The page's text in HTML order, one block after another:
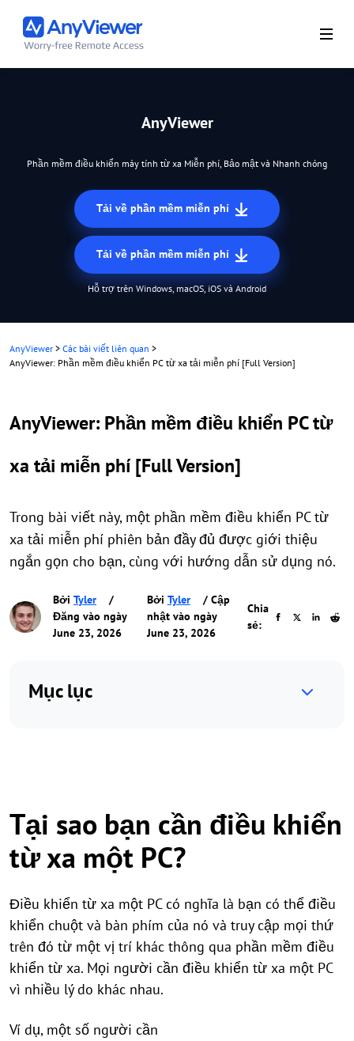
AnyViewer
Phần mềm điều khiển máy tính từ xa Miễn phí, Bảo mật và Nhanh chóng
Tải về phần mềm miễn phí
Tải về phần mềm miễn phí
Hỗ trợ trên Windows, macOS, iOS và Android
AnyViewer > Các bài viết liên quan >
AnyViewer: Phần mềm điều khiển PC từ xa tải miễn phí [Full Version]
AnyViewer: Phần mềm điều khiển PC từ
xa tải miễn phí [Full Version]
Trong bài viết này, một phần mềm điều khiển PC từ
xa tải miễn phí phiên bản đầy đủ được giới thiệu
ngắn gọn cho bạn, cùng với hướng dẫn sử dụng nó.
Bởi Tyler
/
Đăng vào ngày
June 23, 2026
Bởi Tyler
/ Cập
nhật vào ngày
June 23, 2026
Chia
sẻ:
Mục lục
Tại sao bạn cần điều khiển
từ xa một PC?
Điều khiển từ xa một PC có nghĩa là bạn có thể điều
khiển chuột và bàn phím của nó và truy cập mọi thứ
trên đó từ một vị trí khác thông qua phần mềm điều
khiển từ xa. Mọi người cần điều khiển từ xa một PC
vì nhiều lý do khác nhau.
Ví dụ, một số người cần